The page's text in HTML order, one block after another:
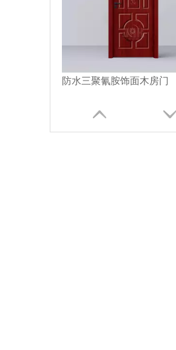
防水三聚氰胺饰面木房门